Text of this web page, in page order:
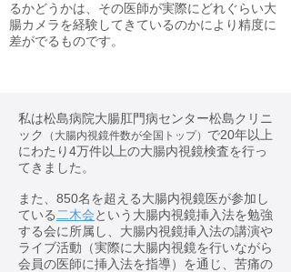
るかどうかは、その医師が実際にどれぐらい大
腸カメラを経験してきているのかにより精度に
差がでるものです。
私は松島病院大腸肛門病センター松島クリニ
ック
（大腸内視鏡件数が全国トップ） で20年以上
にわたり4万件以上の大腸内視鏡検査を行っ
てきました。
また、850名を超える大腸内視鏡医が参加し
ている 二木会という大腸内視鏡挿入法を勉強
する会に所属し、大腸内視鏡挿入法の講演や
ライブ活動（実際に大腸内視鏡を行いながら
会員の医師に挿入法を指導）を通じ、苦痛の